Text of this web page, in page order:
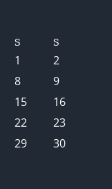
S S
1
2
8
9
15
16
22
23
29
30